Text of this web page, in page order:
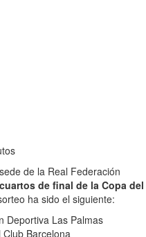
de la Real Federación
de final de la Copa del
ha sido el siguiente:
Deportiva Las Palmas
Barcelona